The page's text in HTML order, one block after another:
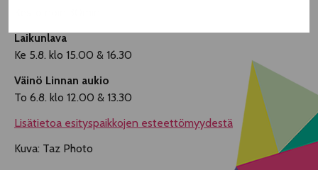
Laikunlava
Ke 5.8. klo 15.00 & 16.30
Väinö Linnan aukio
To 6.8. klo 12.00 & 13.30
Lisätietoa esityspaikkojen esteettömyydestä
Kuva: Taz Photo